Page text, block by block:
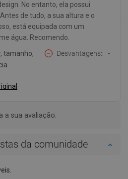
No entanto, ela possui
de tudo, a sua altura e o
está equipada com um
água. Recomendo.
tamanho,
Desvantagens: -
a sua avaliação.
da comunidade